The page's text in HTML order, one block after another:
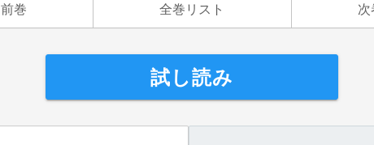
前巻 全巻リスト 次
試し読み